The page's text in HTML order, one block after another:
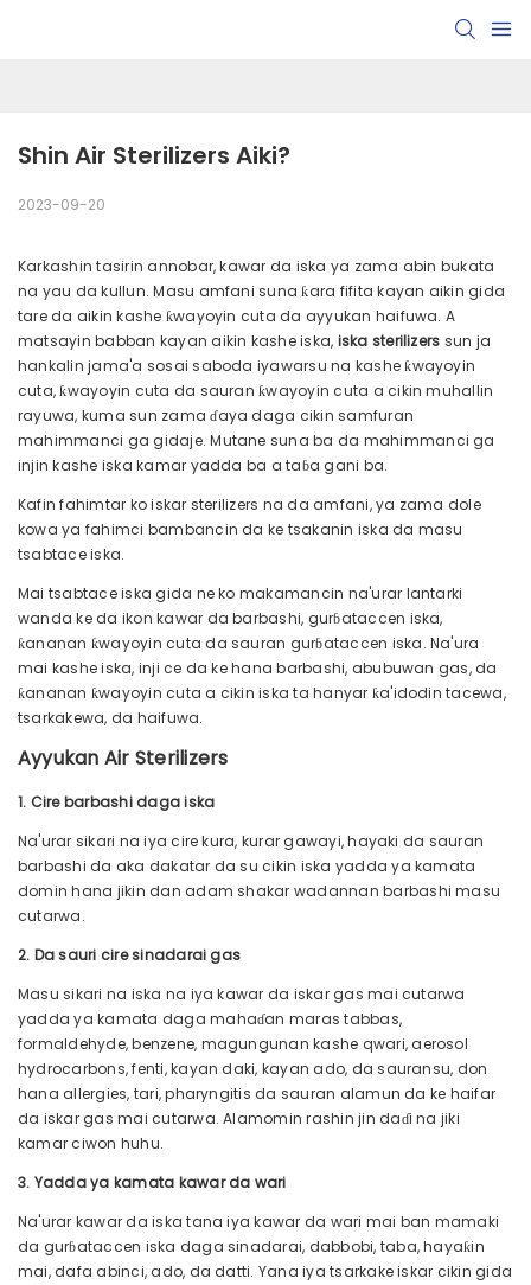
Shin Air Sterilizers Aiki?
2023-09-20
Karkashin tasirin annobar, kawar da iska ya zama abin bukata
na yau da kullun. Masu amfani suna ƙara fifita kayan aikin gida
tare da aikin kashe ƙwayoyin cuta da ayyukan haifuwa. A
matsayin babban kayan aikin kashe iska, iska sterilizers sun ja
hankalin jama'a sosai saboda iyawarsu na kashe ƙwayoyin
cuta, ƙwayoyin cuta da sauran ƙwayoyin cuta a cikin muhallin
rayuwa, kuma sun zama ɗaya daga cikin samfuran
mahimmanci ga gidaje. Mutane suna ba da mahimmanci ga
injin kashe iska kamar yadda ba a taɓa gani ba.
Kafin fahimtar ko iskar sterilizers na da amfani, ya zama dole
kowa ya fahimci bambancin da ke tsakanin iska da masu
tsabtace iska.
Mai tsabtace iska gida ne ko makamancin na'urar lantarki
wanda ke da ikon kawar da barbashi, gurɓataccen iska,
ƙananan ƙwayoyin cuta da sauran gurɓataccen iska. Na'ura
mai kashe iska, inji ce da ke hana barbashi, abubuwan gas, da
ƙananan ƙwayoyin cuta a cikin iska ta hanyar ƙa'idodin tacewa,
tsarkakewa, da haifuwa.
Ayyukan Air Sterilizers
1. Cire barbashi daga iska
Na'urar sikari na iya cire kura, kurar gawayi, hayaki da sauran
barbashi da aka dakatar da su cikin iska yadda ya kamata
domin hana jikin dan adam shakar wadannan barbashi masu
cutarwa.
2. Da sauri cire sinadarai gas
Masu sikari na iska na iya kawar da iskar gas mai cutarwa
yadda ya kamata daga mahaɗan maras tabbas,
formaldehyde, benzene, magungunan kashe qwari, aerosol
hydrocarbons, fenti, kayan daki, kayan ado, da sauransu, don
hana allergies, tari, pharyngitis da sauran alamun da ke haifar
da iskar gas mai cutarwa. Alamomin rashin jin daɗi na jiki
kamar ciwon huhu.
3. Yadda ya kamata kawar da wari
Na'urar kawar da iska tana iya kawar da wari mai ban mamaki
da gurɓataccen iska daga sinadarai, dabbobi, taba, hayaƙin
mai, dafa abinci, ado, da datti. Yana iya tsarkake iskar cikin gida